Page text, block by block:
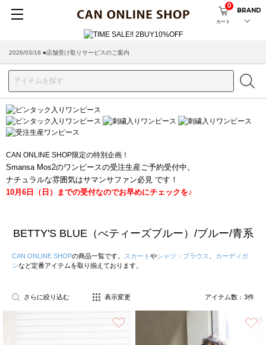
カート
0
BRAND
2026/03/18 ■店舗受け取りサービスのご案内
CAN ONLINE SHOP限定の特別企画！
Smansa Mos2のワンピースの受注生産ご予約受付中。
ナチュラルな雰囲気はサマンサファン必見 です！
10月6日（日）までの受付なのでお早めにチェックを♪
BETTY'S BLUE（べティーズブルー）/ブルー/青系
CAN ONLINE SHOPの商品一覧です。 スカート やシャツ・ブラウス
カーディガ
ンなど定番アイテムを取り揃えております。
さらに絞り込む 表示変更 アイテム数： 3件